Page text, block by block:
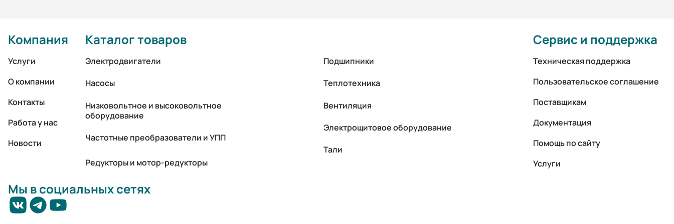
Компания
Услуги
О компании
Контакты
Работа у нас
Новости
Каталог товаров
Электродвигатели
Насосы
Низковольтное и высоковольтное
оборудование
Частотные преобразователи и УПП
Редукторы и мотор-редукторы
Подшипники
Теплотехника
Вентиляция
Электрощитовое оборудование
Тали
Сервис и поддержка
Техническая поддержка
Пользовательское соглашение
Поставщикам
Документация
Помощь по сайту
Услуги
Мы в социальных сетях